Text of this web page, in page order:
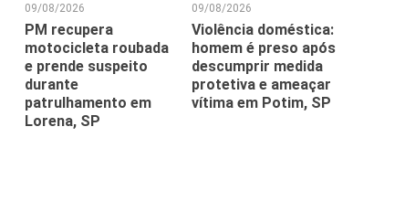
09/08/2026
PM recupera
motocicleta roubada
e prende suspeito
durante
patrulhamento em
Lorena, SP
09/08/2026
Violência doméstica:
homem é preso após
descumprir medida
protetiva e ameaçar
vítima em Potim, SP